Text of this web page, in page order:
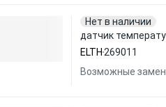
Нет в наличии
датчик
ELTH 269011
Возможные